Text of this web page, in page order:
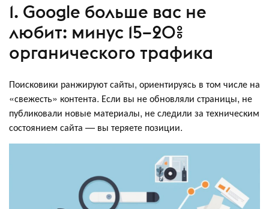
1. Google больше вас не
любит: минус 15–20%
органического трафика
Поисковики ранжируют сайты, ориентируясь в том числе на
«свежесть» контента. Если вы не обновляли страницы, не
публиковали новые материалы, не следили за техническим
состоянием сайта — вы теряете позиции.